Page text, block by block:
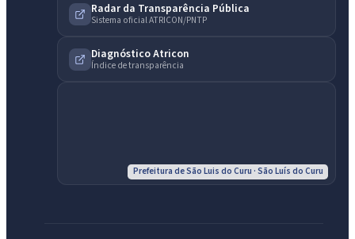
Radar da Transparência Pública
Sistema oficial ATRICON/PNTP
Diagnóstico Atricon
Índice de transparência
Prefeitura de São Luis do Curu · São Luís do Curu
IntGest AI
Assistente do Portal
Licitações abertas Carta de serviços Diário Oficial